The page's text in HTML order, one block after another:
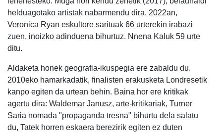
helduagotako artistak nabarmendu dira. 2022an,
Veronica Ryan eskultore sarituak 66 urterekin irabazi
zuen, inoizko adinduena bihurtuz. Nnena Kaluk 59 urte
ditu.
Aldaketa honek geografia-ikuspegia ere zabaldu du.
2010eko hamarkadatik, finalisten erakusketa Londresetik
kanpo egiten da urtean behin. Baina hor ere kritikak
agertu dira: Waldemar Janusz, arte-kritikariak, Turner
Saria nomada "propaganda tresna" bihurtu dela salatu
du, Tatek horren eskaera berezirik egiten ez duten